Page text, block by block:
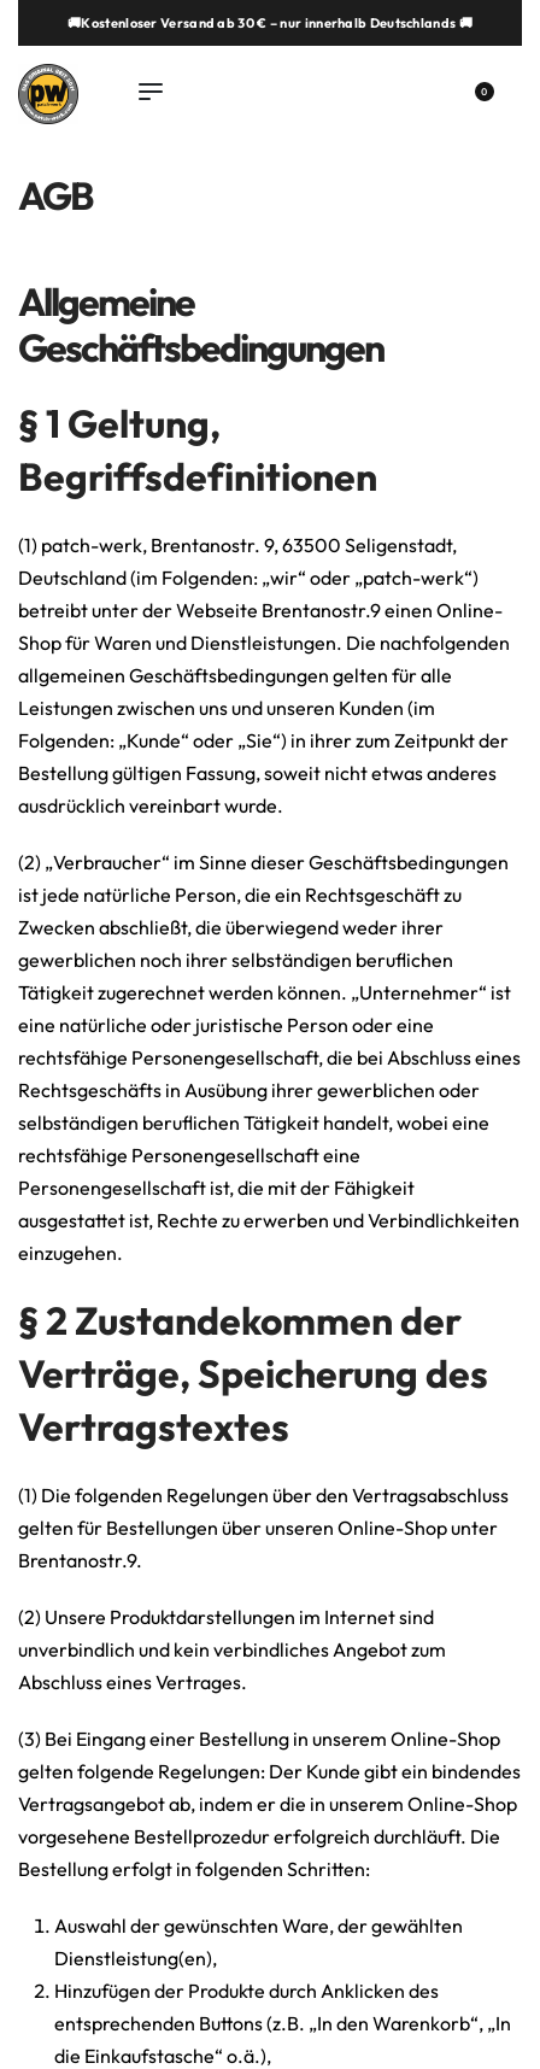
springen🚚Kostenloser Versand ab 30 € – nur innerhalb Deutschlands 🚚
0
AGB
Allgemeine
Geschäftsbedingungen
§ 1 Geltung,
Begriffsdefinitionen
(1) patch-werk, Brentanostr. 9, 63500 Seligenstadt,
Deutschland (im Folgenden: „wir“ oder „patch-werk“)
betreibt unter der Webseite Brentanostr.9 einen Online-
Shop für Waren und Dienstleistungen. Die nachfolgenden
allgemeinen Geschäftsbedingungen gelten für alle
Leistungen zwischen uns und unseren Kunden (im
Folgenden: „Kunde“ oder „Sie“) in ihrer zum Zeitpunkt der
Bestellung gültigen Fassung, soweit nicht etwas anderes
ausdrücklich vereinbart wurde.
(2) „Verbraucher“ im Sinne dieser Geschäftsbedingungen
ist jede natürliche Person, die ein Rechtsgeschäft zu
Zwecken abschließt, die überwiegend weder ihrer
gewerblichen noch ihrer selbständigen beruflichen
Tätigkeit zugerechnet werden können. „Unternehmer“ ist
eine natürliche oder juristische Person oder eine
rechtsfähige Personengesellschaft, die bei Abschluss eines
Rechtsgeschäfts in Ausübung ihrer gewerblichen oder
selbständigen beruflichen Tätigkeit handelt, wobei eine
rechtsfähige Personengesellschaft eine
Personengesellschaft ist, die mit der Fähigkeit
ausgestattet ist, Rechte zu erwerben und Verbindlichkeiten
einzugehen.
§ 2 Zustandekommen der
Verträge, Speicherung des
Vertragstextes
(1) Die folgenden Regelungen über den Vertragsabschluss
gelten für Bestellungen über unseren Online-Shop unter
Brentanostr.9.
(2) Unsere Produktdarstellungen im Internet sind
unverbindlich und kein verbindliches Angebot zum
Abschluss eines Vertrages.
(3) Bei Eingang einer Bestellung in unserem Online-Shop
gelten folgende Regelungen: Der Kunde gibt ein bindendes
Vertragsangebot ab, indem er die in unserem Online-Shop
vorgesehene Bestellprozedur erfolgreich durchläuft. Die
Bestellung erfolgt in folgenden Schritten:
Auswahl der gewünschten Ware, der gewählten
Dienstleistung(en),
Hinzufügen der Produkte durch Anklicken des
entsprechenden Buttons (z.B. „In den Warenkorb“, „In
die Einkaufstasche“ o.ä.),